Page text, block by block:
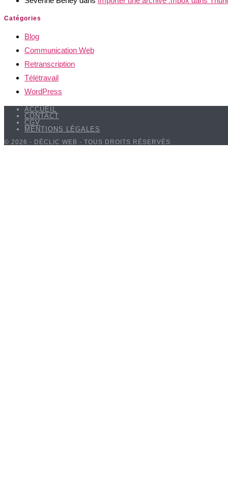
Catégories
Blog
Communication Web
Retranscription
Télétravail
WordPress
ACCUEIL
CONTACT
CGV
MENTIONS LÉGALES
© 2026 - DÉCLIC WEB - TOUS DROITS RÉSERVÉS